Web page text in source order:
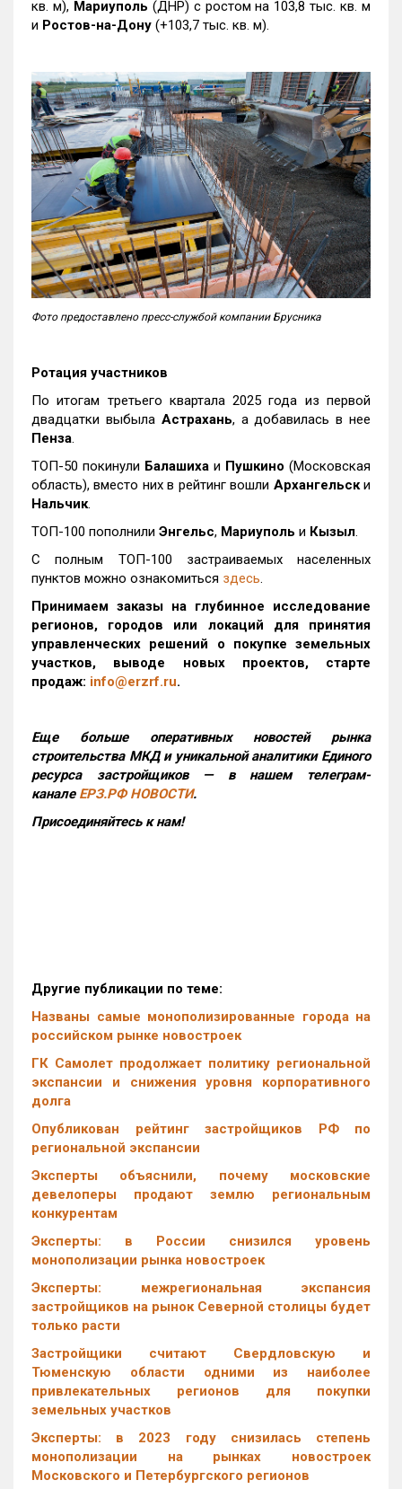
кв. м), Мариуполь (ДНР) с ростом на 103,8 тыс. кв. м
и Ростов-на-Дону (+103,7 тыс. кв. м).
Фото предоставлено пресс-службой компании Брусника
Ротация участников
По итогам третьего квартала 2025 года из первой
двадцатки выбыла Астрахань, а добавилась в нее
Пенза.
ТОП-50 покинули Балашиха и Пушкино (Московская
область), вместо них в рейтинг вошли Архангельски
Нальчик.
ТОП-100 пополнили Энгельс, Мариуполь и Кызыл.
С полным ТОП-100 застраиваемых населенных
пунктов можно ознакомиться здесь.
Принимаем заказы на глубинное исследование
регионов, городов или локаций для принятия
управленческих решений о покупке земельных
участков, выводе новых проектов, старте
продаж: info@erzrf.ru.
Еще больше оперативных новостей рынка
строительства МКД и уникальной аналитики Единого
ресурса застройщиков — в нашем телеграм-
канале ЕРЗ.РФ НОВОСТИ.
Присоединяйтесь к нам!
Другие публикации по теме:
Названы самые монополизированные города на
российском рынке новостроек
ГК Самолет продолжает политику региональной
экспансии и снижения уровня корпоративного
долга
Опубликован рейтинг застройщиков РФ по
региональной экспансии
Эксперты объяснили, почему московские
девелоперы продают землю региональным
конкурентам
Эксперты: в России снизился уровень
монополизации рынка новостроек
Эксперты: межрегиональная экспансия
застройщиков на рынок Северной столицы будет
только расти
Застройщики считают Свердловскую и
Тюменскую области одними из наиболее
привлекательных регионов для покупки
земельных участков
Эксперты: в 2023 году снизилась степень
монополизации на рынках новостроек
Московского и Петербургского регионов